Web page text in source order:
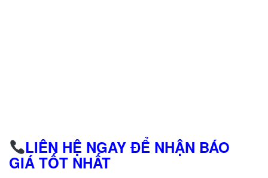
LIÊN HỆ NGAY ĐỂ NHẬN BÁO
GIÁ TỐT NHẤT